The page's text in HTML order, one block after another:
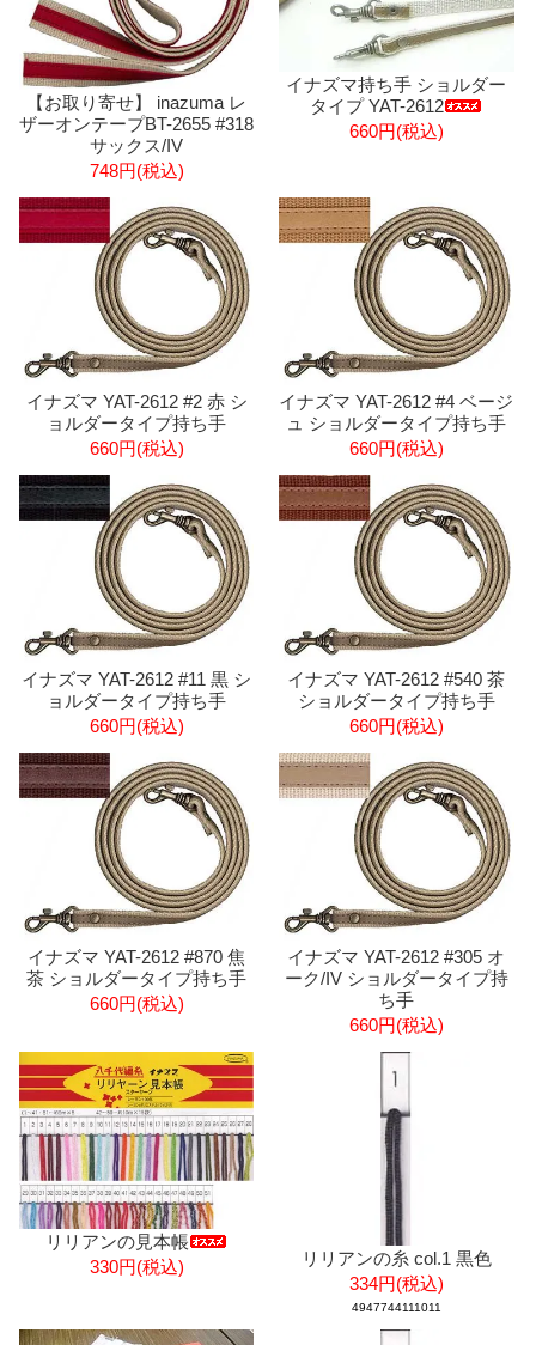
【お取り寄せ】 inazuma レ
ザーオンテープBT-2655 #318
サックス/IV
748円(税込)
イナズマ持ち手 ショルダー
タイプ YAT-2612
660円(税込)
イナズマ YAT-2612 #2 赤 シ
ョルダータイプ持ち手
660円(税込)
イナズマ YAT-2612 #4 ベージ
ュ ショルダータイプ持ち手
660円(税込)
イナズマ YAT-2612 #11 黒 シ
ョルダータイプ持ち手
660円(税込)
イナズマ YAT-2612 #540 茶
ショルダータイプ持ち手
660円(税込)
イナズマ YAT-2612 #870 焦
茶 ショルダータイプ持ち手
660円(税込)
イナズマ YAT-2612 #305 オ
ーク/IV ショルダータイプ持
ち手
660円(税込)
リリアンの見本帳
330円(税込)
リリアンの糸 col.1 黒色
334円(税込)
4947744111011